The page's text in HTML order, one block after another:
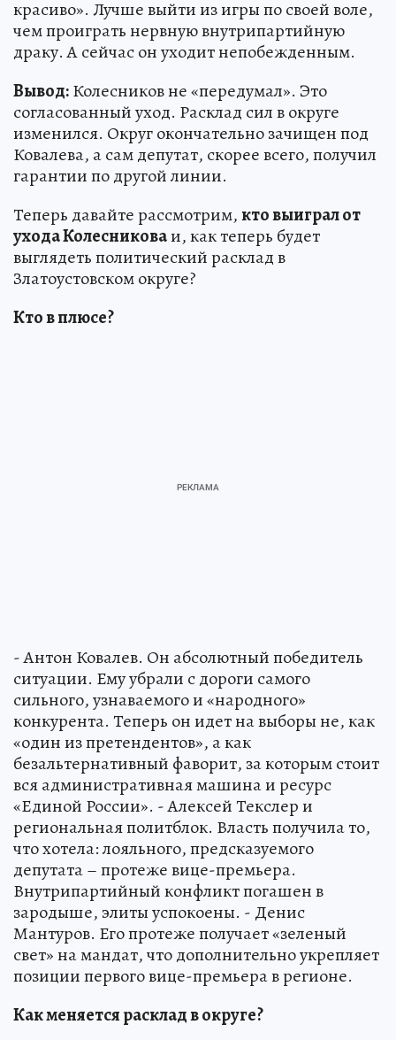
красиво». Лучше выйти из игры по своей воле,
чем проиграть нервную внутрипартийную
драку. А сейчас он уходит непобежденным.
Вывод:Колесников не «передумал». Это
согласованный уход. Расклад сил в округе
изменился. Округ окончательно зачищен под
Ковалева, а сам депутат, скорее всего, получил
гарантии по другой линии.
Теперь давайте рассмотрим,кто выиграл от
ухода Колесниковаи, как теперь будет
выглядеть политический расклад в
Златоустовском округе?
Кто в плюсе?
- Антон Ковалев. Он абсолютный победитель
ситуации. Ему убрали с дороги самого
сильного, узнаваемого и «народного»
конкурента. Теперь он идет на выборы не, как
«один из претендентов», а как
безальтернативный фаворит, за которым стоит
вся административная машина и ресурс
«Единой России». - Алексей Текслер и
региональная политблок. Власть получила то,
что хотела: лояльного, предсказуемого
депутата – протеже вице-премьера.
Внутрипартийный конфликт погашен в
зародыше, элиты успокоены. - Денис
Мантуров. Его протеже получает «зеленый
свет» на мандат, что дополнительно укрепляет
позиции первого вице-премьера в регионе.
Как меняется расклад в округе?